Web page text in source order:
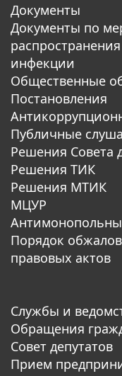
Документы
Документы по
инфекции
Общественные
Постановления
Публичные
Решения Совета
Решения ТИК
Решения МТИК
МЦУР
Порядок
правовых актов
Службы и
Обращения
Совет депутатов
Прием